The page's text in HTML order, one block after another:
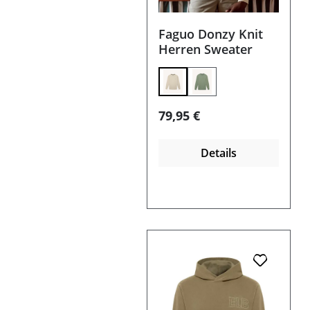
Faguo Donzy Knit
Herren Sweater
Regulärer Preis:
79,95 €
Details